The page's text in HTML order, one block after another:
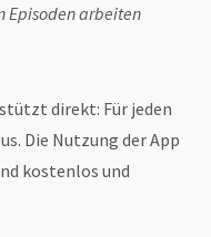
Episoden arbeiten
direkt: Für jeden
Die Nutzung der App
kostenlos und